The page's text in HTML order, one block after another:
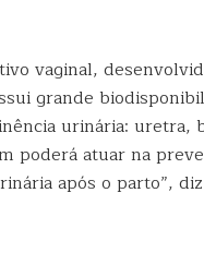
vaginal,
grande
urinária: uretra,
poderá atuar na
após o parto”,